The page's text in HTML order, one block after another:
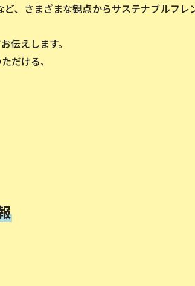
、さまざまな観点からサステナブルフレ
伝えします。
だける、